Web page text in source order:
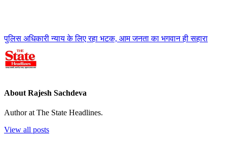
पुलिस अधिकारी न्याय के लिए रहा भटक, आम जनता का भगवान ही सहारा
About Rajesh Sachdeva
Author at The State Headlines.
View all posts